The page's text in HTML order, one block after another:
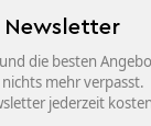
Newsletter
die besten
mehr verpasst.
jederzeit